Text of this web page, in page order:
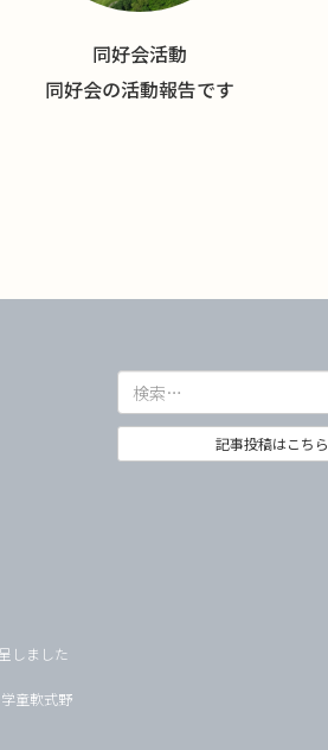
同好会活動
同好会の活動報告です
しました
童軟式野
索:
記事投稿はこちら